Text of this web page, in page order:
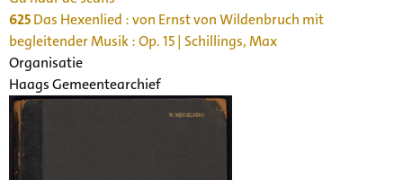
625Das Hexenlied : von Ernst von Wildenbruch mit
begleitender Musik : Op. 15 | Schillings, Max
Organisatie
Haags Gemeentearchief